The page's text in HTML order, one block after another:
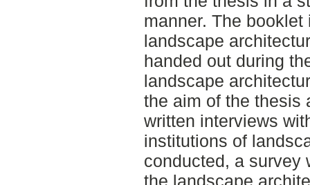
manner. The
landscape
handed out during
landscape
the aim of the thesis
written interviews
institutions of
conducted, a survey
the landscape